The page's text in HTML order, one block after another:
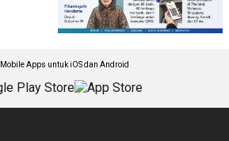
Apps untuk iOS dan Android